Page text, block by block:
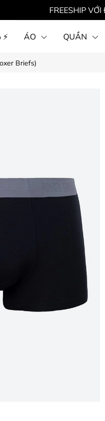
FREESHIP
ÁO QUẦN
Briefs)